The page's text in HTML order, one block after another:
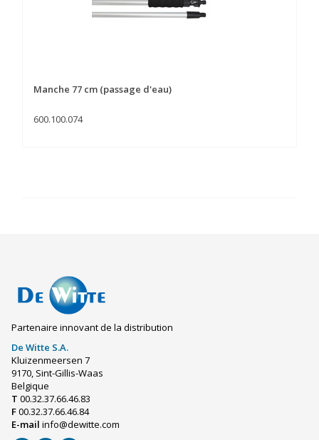
Manche 77 cm (passage d'eau)
600.100.074
Partenaire innovant de la distribution
De Witte S.A.
Kluizenmeersen 7
9170, Sint-Gillis-Waas
Belgique
T 00.32.37.66.46.83
F00.32.37.66.46.84
E-mail info@dewitte.com